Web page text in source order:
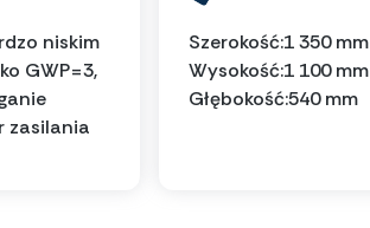
niskim
GWP=3,
zasilania
Szerokość:1 350 mm
Wysokość:1 100 mm
Głębokość:540 mm